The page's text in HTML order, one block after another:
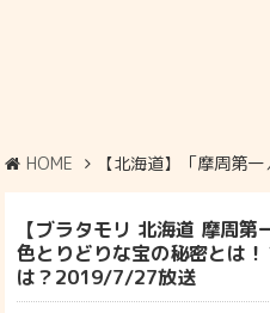
HOME 【北海道】「摩周第一
【ブラタモリ 北海道 摩周
色とりどりな宝の秘密とは
は？2019/7/27放送